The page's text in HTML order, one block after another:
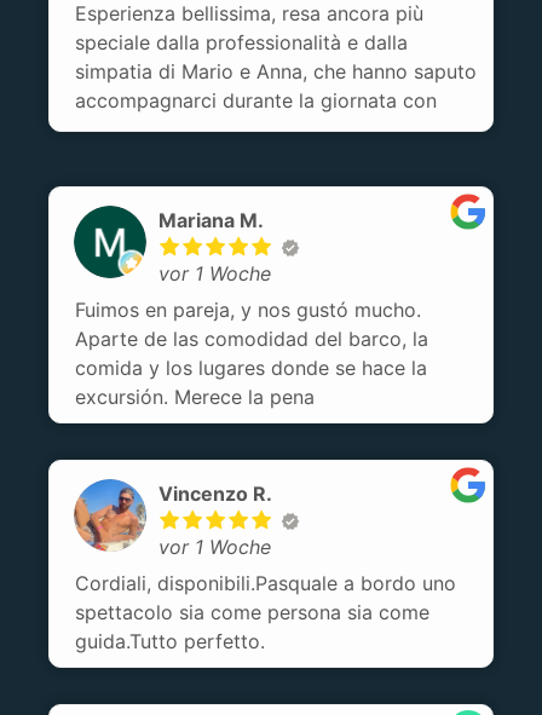
Esperienza bellissima, resa ancora più
speciale dalla professionalità e dalla
simpatia di Mario e Anna, che hanno saputo
accompagnarci durante la giornata con
spiegazioni interessanti sui luoghi visitati e
abbiamo trascorso una giornata davvero
meravigliosa!Mariana M.
vor 1 Woche
Fuimos en pareja, y nos gustó mucho.
Aparte de las comodidad del barco, la
comida y los lugares donde se hace la
excursión. Merece la pena
Vincenzo R.
vor 1 Woche
Cordiali, disponibili.Pasquale a bordo uno
spettacolo sia come persona sia come
guida.Tutto perfetto.